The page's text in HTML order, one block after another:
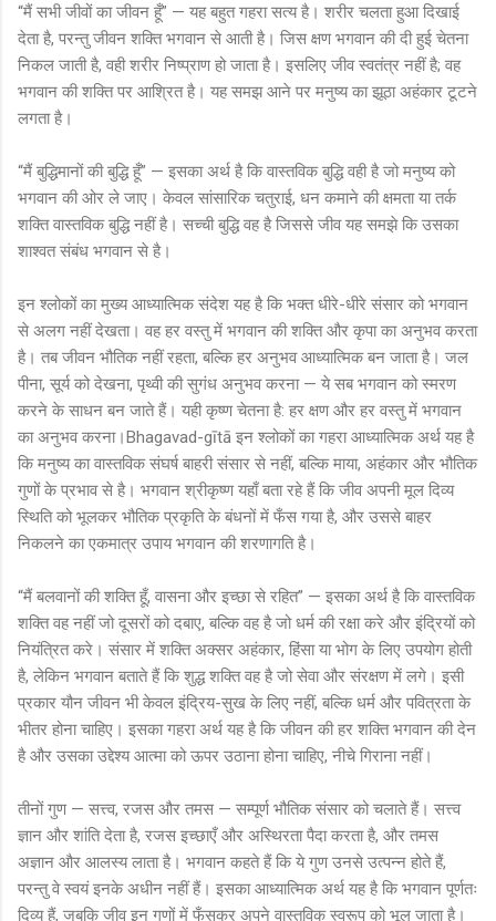
“मैं सभी जीवों का जीवन हूँ” — यह बहुत गहरा सत्य है। शरीर चलता हुआ दिखाई
देता है, परन्तु जीवन शक्ति भगवान से आती है। जिस क्षण भगवान की दी हुई चेतना
निकल जाती है, वही शरीर निष्प्राण हो जाता है। इसलिए जीव स्वतंत्र नहीं है; वह
भगवान की शक्ति पर आश्रित है। यह समझ आने पर मनुष्य का झूठा अहंकार टूटने
लगता है।
“मैं बुद्धिमानों की बुद्धि हूँ” — इसका अर्थ है कि वास्तविक बुद्धि वही है जो मनुष्य को
भगवान की ओर ले जाए। केवल सांसारिक चतुराई, धन कमाने की क्षमता या तर्क
शक्ति वास्तविक बुद्धि नहीं है। सच्ची बुद्धि वह है जिससे जीव यह समझे कि उसका
शाश्वत संबंध भगवान से है।
इन श्लोकों का मुख्य आध्यात्मिक संदेश यह है कि भक्त धीरे-धीरे संसार को भगवान
से अलग नहीं देखता। वह हर वस्तु में भगवान की शक्ति और कृपा का अनुभव करता
है। तब जीवन भौतिक नहीं रहता, बल्कि हर अनुभव आध्यात्मिक बन जाता है। जल
पीना, सूर्य को देखना, पृथ्वी की सुगंध अनुभव करना — ये सब भगवान को स्मरण
करने के साधन बन जाते हैं। यही कृष्ण चेतना है: हर क्षण और हर वस्तु में भगवान
का अनुभव करना।Bhagavad-gītā इन श्लोकों का गहरा आध्यात्मिक अर्थ यह है
कि मनुष्य का वास्तविक संघर्ष बाहरी संसार से नहीं, बल्कि माया, अहंकार और भौतिक
गुणों के प्रभाव से है। भगवान श्रीकृष्ण यहाँ बता रहे हैं कि जीव अपनी मूल दिव्य
स्थिति को भूलकर भौतिक प्रकृति के बंधनों में फँस गया है, और उससे बाहर
निकलने का एकमात्र उपाय भगवान की शरणागति है।
“मैं बलवानों की शक्ति हूँ, वासना और इच्छा से रहित” — इसका अर्थ है कि वास्तविक
शक्ति वह नहीं जो दूसरों को दबाए, बल्कि वह है जो धर्म की रक्षा करे और इंद्रियों को
नियंत्रित करे। संसार में शक्ति अक्सर अहंकार, हिंसा या भोग के लिए उपयोग होती
है, लेकिन भगवान बताते हैं कि शुद्ध शक्ति वह है जो सेवा और संरक्षण में लगे। इसी
प्रकार यौन जीवन भी केवल इंद्रिय-सुख के लिए नहीं, बल्कि धर्म और पवित्रता के
भीतर होना चाहिए। इसका गहरा अर्थ यह है कि जीवन की हर शक्ति भगवान की देन
है और उसका उद्देश्य आत्मा को ऊपर उठाना होना चाहिए, नीचे गिराना नहीं।
तीनों गुण — सत्त्व, रजस और तमस — सम्पूर्ण भौतिक संसार को चलाते हैं। सत्त्व
ज्ञान और शांति देता है, रजस इच्छाएँ और अस्थिरता पैदा करता है, और तमस
अज्ञान और आलस्य लाता है। भगवान कहते हैं कि ये गुण उनसे उत्पन्न होते हैं,
परन्तु वे स्वयं इनके अधीन नहीं हैं। इसका आध्यात्मिक अर्थ यह है कि भगवान पूर्णतः
दिव्य हैं, जबकि जीव इन गुणों में फँसकर अपने वास्तविक स्वरूप को भूल जाता है।